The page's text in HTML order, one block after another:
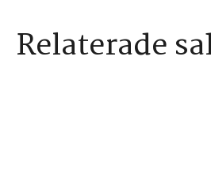
Relaterade